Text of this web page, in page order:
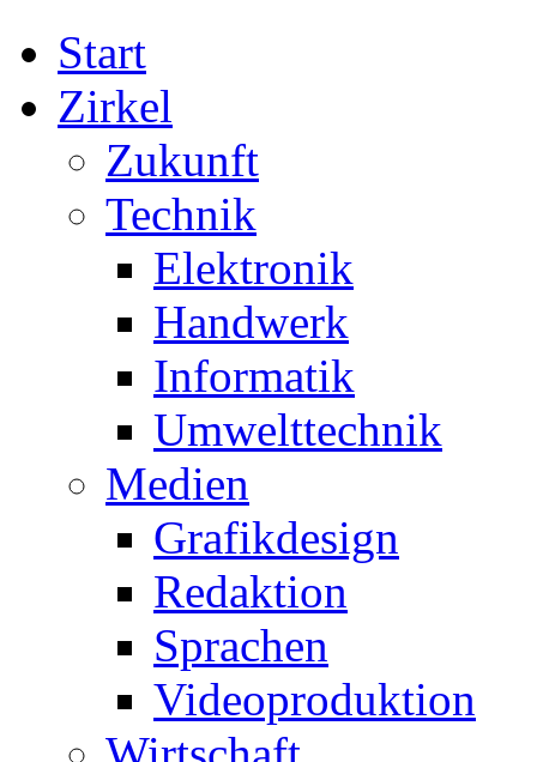
Start
Zirkel
Zukunft
Technik
Elektronik
Handwerk
Informatik
Umwelttechnik
Medien
Grafikdesign
Redaktion
Sprachen
Videoproduktion